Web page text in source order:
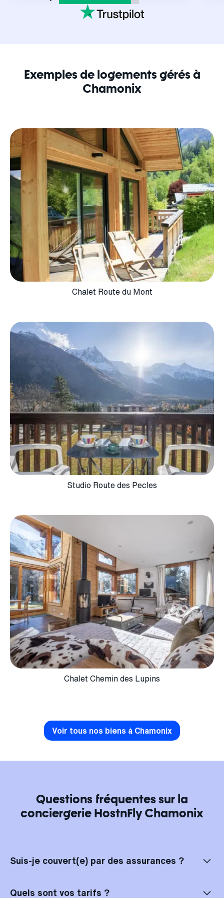
Exemples de logements gérés à
Chamonix
Chalet Route du Mont
Studio Route des Pecles
Chalet Chemin des Lupins
Voir tous nos biens à Chamonix
Questions fréquentes sur la
conciergerie HostnFly Chamonix
Suis-je couvert(e) par des assurances ?
HostnFly Chamonix, vous bénéficiez d'une double couverture. En cas
de problème, vous êtes d'abord couvert(e) par les assurances des
Quels sont vos tarifs ?